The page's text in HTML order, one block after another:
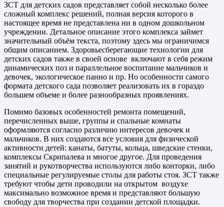
ЗСТ для детских садов представляет собой несколько более
сложный комплекс решений, полная версия которого в
настоящее время не представлена ни в одном дошкольном
учреждении. Детальное описание этого комплекса займет
значительный объём текста, поэтому здесь мы ограничимся
общим описанием. Здоровьесберегающие технологии для
детских садов также в своей основе включают в себя режим
динамических поз и параллельное воспитание мальчиков и
девочек, экологическое панно и пр. Но особенности самого
формата детского сада позволяет реализовать их в гораздо
большем объеме и более разнообразных проявлениях.
Помимо базовых особенностей ремонта помещений,
перечисленных выше, группы и спальные комнаты
оформляются согласно различию интересов девочек и
мальчиков. В них создаются все условия для физической
активности детей: канаты, батуты, кольца, шведские стенки,
комплексы Скрипалева и многое другое. Для проведения
занятий и рукотворчества используются либо конторки, либо
специальные регулируемые столы для работы стоя. ЗСТ также
требуют чтобы дети проводили на открытом воздухе
максимально возможное время и представляют большую
свободу для творчества при создании детской площадки.